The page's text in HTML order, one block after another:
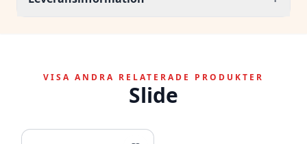
VISA ANDRA RELATERADE PRODUKTER
Slide